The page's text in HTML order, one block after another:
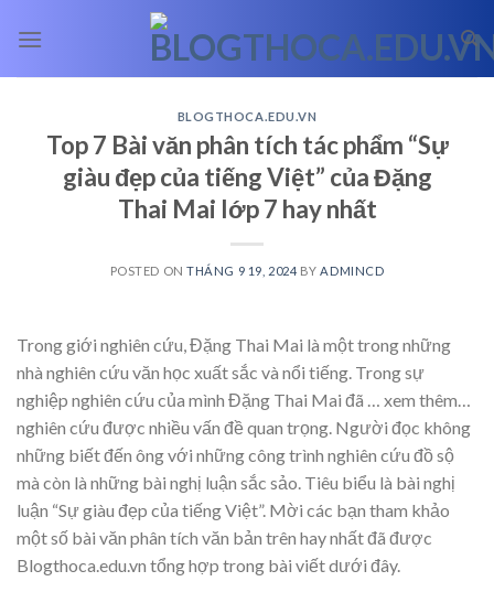
BLOGTHOCA.EDU.VN
Top 7 Bài văn phân tích tác phẩm “Sự
giàu đẹp của tiếng Việt” của Đặng
Thai Mai lớp 7 hay nhất
POSTED ONTHÁNG 9 19, 2024 BY ADMINCD
Trong giới nghiên cứu, Đặng Thai Mai là một trong những
nhà nghiên cứu văn học xuất sắc và nổi tiếng. Trong sự
nghiệp nghiên cứu của mình Đặng Thai Mai đã
… xem thêm…
nghiên cứu được nhiều vấn đề quan trọng. Người đọc không
những biết đến ông với những công trình nghiên cứu đồ sộ
mà còn là những bài nghị luận sắc sảo. Tiêu biểu là bài nghị
luận “Sự giàu đẹp của tiếng Việt”. Mời các bạn tham khảo
một số bài văn phân tích văn bản trên hay nhất đã được
Blogthoca.edu.vn tổng hợp trong bài viết dưới đây.